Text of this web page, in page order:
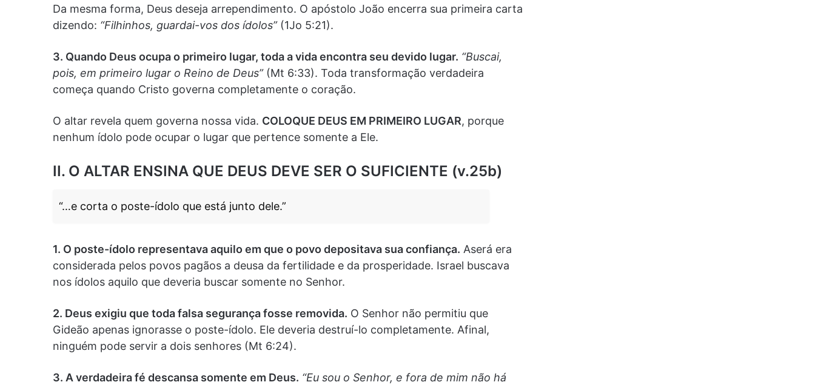
Da mesma forma, Deus deseja arrependimento. O apóstolo João encerra sua primeira carta
dizendo: “Filhinhos, guardai-vos dos ídolos”(1Jo 5:21).
3. Quando Deus ocupa o primeiro lugar, toda a vida encontra seu devido lugar. “Buscai,
pois, em primeiro lugar o Reino de Deus”(Mt 6:33). Toda transformação verdadeira
começa quando Cristo governa completamente o coração.
O altar revela quem governa nossa vida. COLOQUE DEUS EM PRIMEIRO LUGAR, porque
nenhum ídolo pode ocupar o lugar que pertence somente a Ele.
II. O ALTAR ENSINA QUE DEUS DEVE SER O SUFICIENTE (v.25b)
“…e corta o poste-ídolo que está junto dele.”
1. O poste-ídolo representava aquilo em que o povo depositava sua confiança. Aserá era
considerada pelos povos pagãos a deusa da fertilidade e da prosperidade. Israel buscava
nos ídolos aquilo que deveria buscar somente no Senhor.
2. Deus exigiu que toda falsa segurança fosse removida. O Senhor não permitiu que
Gideão apenas ignorasse o poste-ídolo. Ele deveria destruí-lo completamente. Afinal,
ninguém pode servir a dois senhores (Mt 6:24).
3. A verdadeira fé descansa somente em Deus. “Eu sou o Senhor, e fora de mim não há